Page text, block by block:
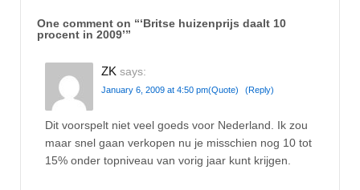
One comment on “‘Britse huizenprijs daalt 10
procent in 2009’”
ZK says:
January 6, 2009 at 4:50 pm(Quote) (Reply)
Dit voorspelt niet veel goeds voor Nederland. Ik zou
maar snel gaan verkopen nu je misschien nog 10 tot
15% onder topniveau van vorig jaar kunt krijgen.